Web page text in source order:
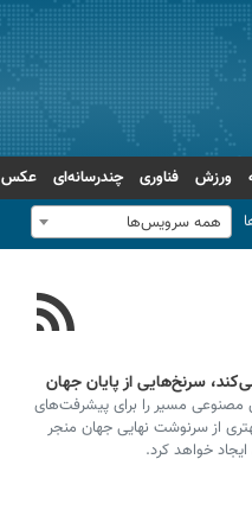
ورزش فناوری چندرسانه‌ای عکس
همه سرویس‌ها
سرنخ‌هایی از پایان جهان
مصنوعی مسیر را برای پیشرفت‌های
از سرنوشت نهایی جهان منجر
خواهد کرد.